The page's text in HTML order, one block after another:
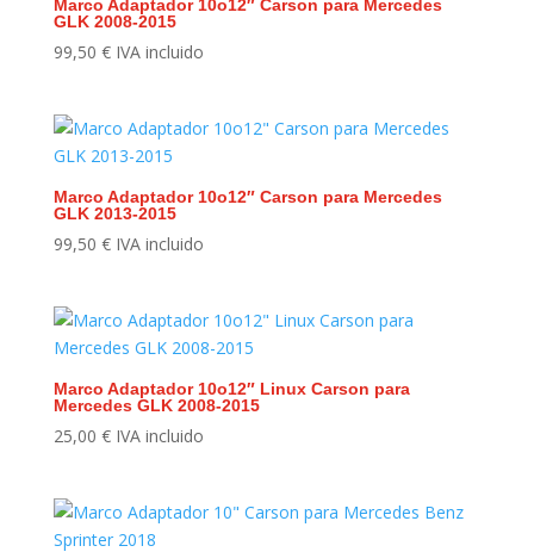
Marco Adaptador 10o12″ Carson para Mercedes
GLK 2008-2015
99,50 € IVA incluido
Marco Adaptador 10o12″ Carson para Mercedes
GLK 2013-2015
99,50 € IVA incluido
Marco Adaptador 10o12″ Linux Carson para
Mercedes GLK 2008-2015
25,00 € IVA incluido